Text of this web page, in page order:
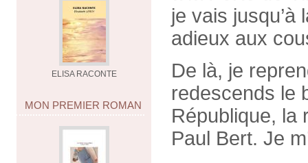
ELISA RACONTE
MON PREMIER ROMAN
je vais
adieux aux
De là, je
redescends le
République, la
Paul Bert. Je